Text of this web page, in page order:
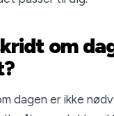
om
dagen er ikke